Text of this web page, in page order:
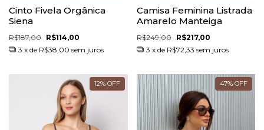
Cinto Fivela Orgânica
Siena
R$187,00 R$114,00
3 x de R$38,00 sem juros
Camisa Feminina Listrada
Amarelo Manteiga
R$249,00
R$217,00
3 x de R$72,33 sem juros
12% OFF 47% OFF